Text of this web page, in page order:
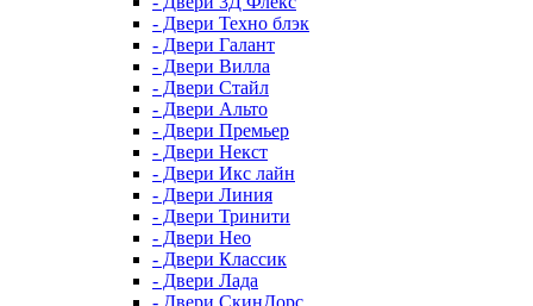
- Двери Техно блэк
- Двери Галант
- Двери Вилла
- Двери Стайл
- Двери Альто
- Двери Премьер
- Двери Некст
- Двери Икс лайн
- Двери Линия
- Двери Тринити
- Двери Нео
- Двери Классик
- Двери Лада
- Двери СкинДорс